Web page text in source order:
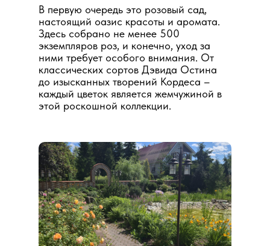
В первую очередь это розовый сад,
настоящий оазис красоты и аромата.
Здесь собрано не менее 500
экземпляров роз, и конечно, уход за
ними требует особого внимания. От
классических сортов Дэвида Остина
до изысканных творений Кордеса –
каждый цветок является жемчужиной в
этой роскошной коллекции.